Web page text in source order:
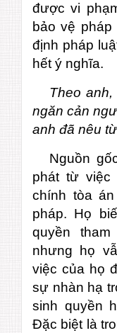
được vi
bảo vệ
định pháp
hết ý nghĩa.
Theo
ngăn cản
anh đã nêu
Nguồn
phát từ việc
chính tòa
pháp. Họ
quyền
nhưng họ
việc của họ
sự nhàn hạ
sinh quyền
Đặc biệt là